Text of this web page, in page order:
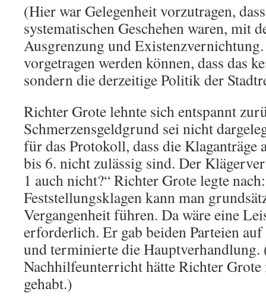
(Hier war Gelegenheit vorzutragen,
systematischen Geschehen waren, mit
Ausgrenzung und
vorgetragen werden können, dass das
sondern die derzeitige Politik der
Richter Grote lehnte sich entspannt
Schmerzensgeldgrund sei nicht
für das Protokoll, dass die Klaganträge
bis 6. nicht zulässig sind. Der
1 auch nicht?“ Richter Grote legte
Feststellungsklagen kann man
Vergangenheit führen. Da wäre eine
erforderlich. Er gab beiden Parteien
und terminierte die Hauptverhandlung.
Nachhilfeunterricht hätte Richter
gehabt.)